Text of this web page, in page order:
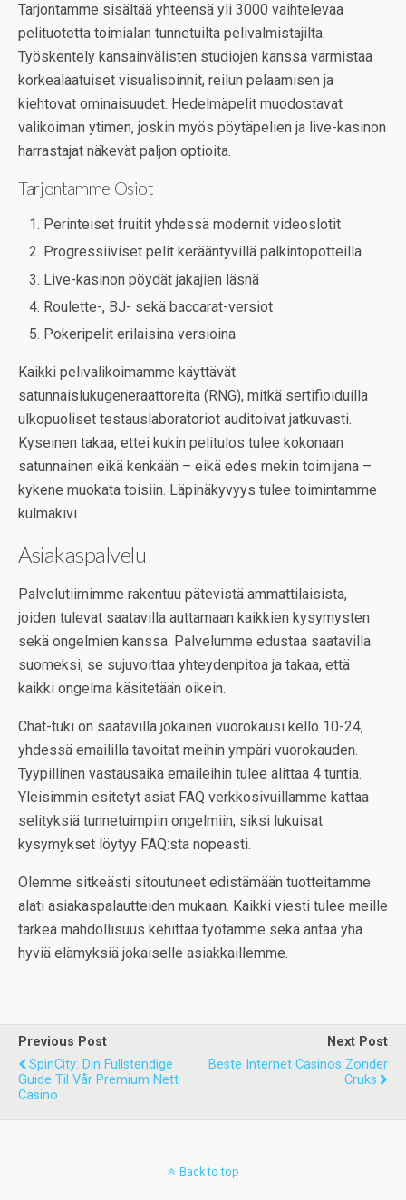
Tarjontamme sisältää yhteensä yli 3000 vaihtelevaa
pelituotetta toimialan tunnetuilta pelivalmistajilta.
Työskentely kansainvälisten studiojen kanssa varmistaa
korkealaatuiset visualisoinnit, reilun pelaamisen ja
kiehtovat ominaisuudet. Hedelmäpelit muodostavat
valikoiman ytimen, joskin myös pöytäpelien ja live-kasinon
harrastajat näkevät paljon optioita.
Tarjontamme Osiot
Perinteiset fruitit yhdessä modernit videoslotit
Progressiiviset pelit kerääntyvillä palkintopotteilla
Live-kasinon pöydät jakajien läsnä
Roulette-, BJ- sekä baccarat-versiot
Pokeripelit erilaisina versioina
Kaikki pelivalikoimamme käyttävät
satunnaislukugeneraattoreita (RNG), mitkä sertifioiduilla
ulkopuoliset testauslaboratoriot auditoivat jatkuvasti.
Kyseinen takaa, ettei kukin pelitulos tulee kokonaan
satunnainen eikä kenkään – eikä edes mekin toimijana –
kykene muokata toisiin. Läpinäkyvyys tulee toimintamme
kulmakivi.
Asiakaspalvelu
Palvelutiimimme rakentuu pätevistä ammattilaisista,
joiden tulevat saatavilla auttamaan kaikkien kysymysten
sekä ongelmien kanssa. Palvelumme edustaa saatavilla
suomeksi, se sujuvoittaa yhteydenpitoa ja takaa, että
kaikki ongelma käsitetään oikein.
Chat-tuki on saatavilla jokainen vuorokausi kello 10-24,
yhdessä emaililla tavoitat meihin ympäri vuorokauden.
Tyypillinen vastausaika emaileihin tulee alittaa 4 tuntia.
Yleisimmin esitetyt asiat FAQ verkkosivuillamme kattaa
selityksiä tunnetuimpiin ongelmiin, siksi lukuisat
kysymykset löytyy FAQ:sta nopeasti.
Olemme sitkeästi sitoutuneet edistämään tuotteitamme
alati asiakaspalautteiden mukaan. Kaikki viesti tulee meille
tärkeä mahdollisuus kehittää työtämme sekä antaa yhä
hyviä elämyksiä jokaiselle asiakkaillemme.
Previous Post
SpinCity: Din Fullstendige
Guide Til Vår Premium Nett
Casino
Next Post
Beste Internet Casinos Zonder
Cruks
Back to top